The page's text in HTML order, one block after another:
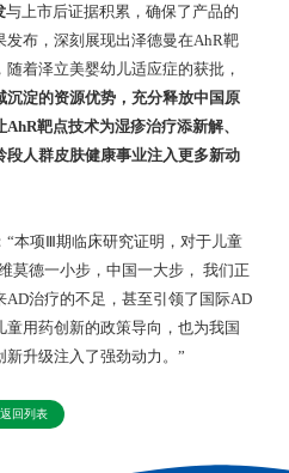
与上市后证据积累，确保了产品的
布，深刻展现出泽德曼在AhR靶
着泽立美婴幼儿适应症的获批，
淀的资源优势，充分释放中国原
靶点技术为湿疹治疗添新解、
人群皮肤健康事业注入更多新动
“本项Ⅲ期临床研究证明，对于儿童
莫德一小步，中国一大步， 我们正
治疗的不足，甚至引领了国际AD
用药创新的政策导向，也为我国
新升级注入了强劲动力。”
返回列表